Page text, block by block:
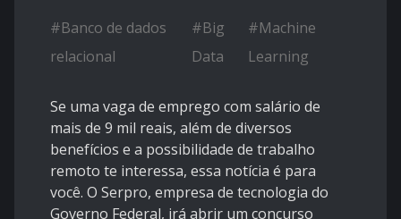
#Banco de dados
relacional
#Big
Data
#Machine
Learning
Se uma vaga de emprego com salário de
mais de 9 mil reais, além de diversos
benefícios e a possibilidade de trabalho
remoto te interessa, essa notícia é para
você. O Serpro, empresa de tecnologia do
Governo Federal, irá abrir um concurso